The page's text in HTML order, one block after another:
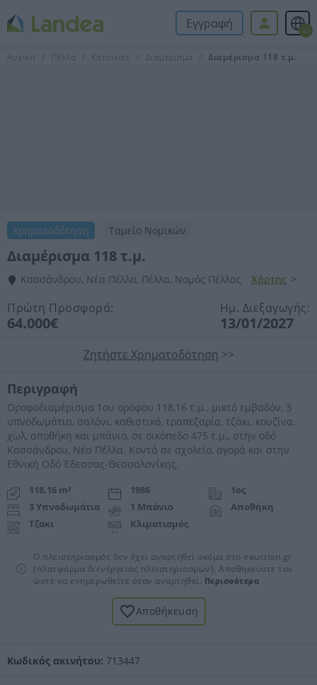
Εγγραφή el
Αρχική Πέλλα Κατοικίες Διαμέρισμα Διαμέρισμα 118 τ.μ.
Χρηματοδότηση Ταμείο Νομικών
Διαμέρισμα 118 τ.μ.
Κασσάνδρου, Νέα Πέλλα, Πέλλα, Νομός Πέλλας Χάρτης >
Πρώτη Προσφορά:
64.000€
Ημ. Διεξαγωγής:
13/01/2027
Ζητήστε Χρηματοδότηση >>
Περιγραφή
Οροφοδιαμέρισμα 1ου ορόφου 118,16 τ.μ., μικτό εμβαδόν, 3
υπνοδωμάτια, σαλόνι, καθιστικό, τραπεζαρία, τζάκι, κουζίνα,
χωλ, αποθήκη και μπάνιο, σε οικόπεδο 475 τ.μ., στην οδό
Κασσάνδρου, Νέα Πέλλα. Κοντά σε σχολείο, αγορά και στην
Εθνική Οδό Έδεσσας-Θεσσαλονίκης.
118.16 m² 1986
1ος
3 Υπνοδωμάτια
1 Μπάνιο
Αποθήκη
Τζακι
Κλιματισμός
Ο πλειστηριασμός δεν έχει αναρτηθεί ακόμα στο eauction.gr
(πλατφόρμα διενέργειας πλειστηριασμών). Αποθηκεύστε τον
ώστε να ενημερωθείτε όταν αναρτηθεί. Περισσότερα
Αποθήκευση
Κωδικός ακινήτου: 713447